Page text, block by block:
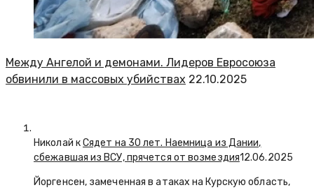
Между Ангелой и демонами. Лидеров Евросоюза
обвинили в массовых убийствах 22.10.2025
Николай кСядет на 30 лет. Наемница из Дании,
сбежавшая из ВСУ, прячется от возмездия12.06.2025
Йоргенсен, замеченная в атаках на Курскую область,